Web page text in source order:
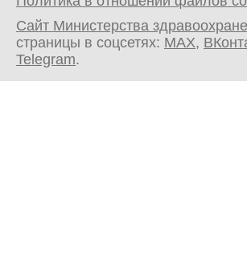
Сайт Министерства
страницы в соцсетях: MAX,
Telegram.